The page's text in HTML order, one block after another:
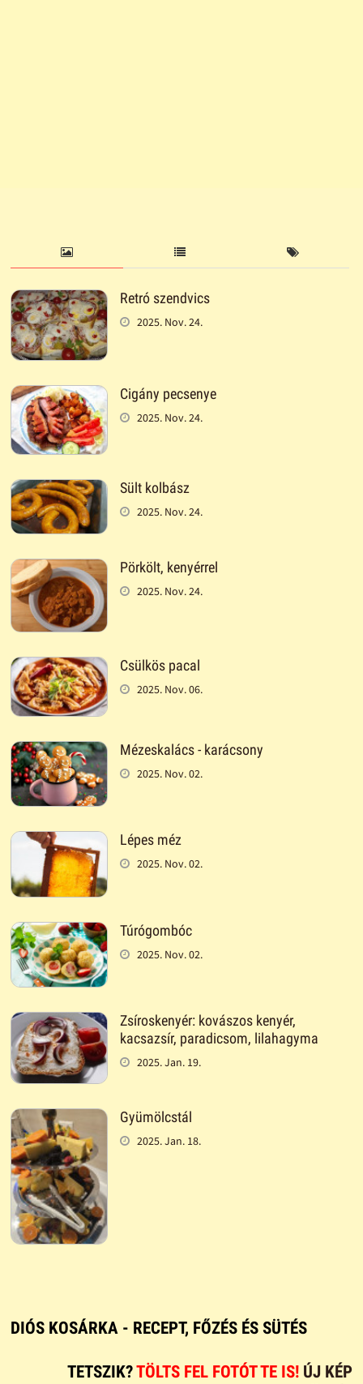
Retró szendvics
2025. Nov. 24.
Cigány pecsenye
2025. Nov. 24.
Sült kolbász
2025. Nov. 24.
Pörkölt, kenyérrel
2025. Nov. 24.
Csülkös pacal
2025. Nov. 06.
Mézeskalács - karácsony
2025. Nov. 02.
Lépes méz
2025. Nov. 02.
Túrógombóc
2025. Nov. 02.
Zsíroskenyér: kovászos kenyér,
kacsazsír, paradicsom, lilahagyma
2025. Jan. 19.
Gyümölcstál
2025. Jan. 18.
DIÓS KOSÁRKA - RECEPT, FŐZÉS ÉS SÜTÉS
TETSZIK?TÖLTS FEL FOTÓT TE IS! ÚJ KÉP